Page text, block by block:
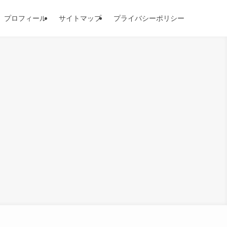
プロフィール サイトマップ プライバシーポリシー